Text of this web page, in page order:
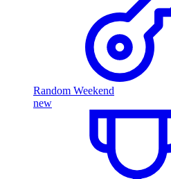
Random Weekend
new